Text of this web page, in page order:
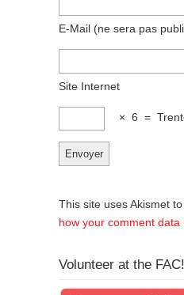
E-Mail (ne sera pas
Site Internet
× 6 =
This site uses Akismet
how your comment data
Volunteer at the FAC!